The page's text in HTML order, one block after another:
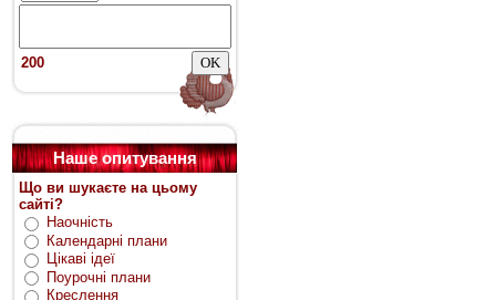
200
Наше опитування
Що ви шукаєте на цьому
сайті?
Наочність
Календарні плани
Цікаві ідеї
Поурочні плани
Креслення